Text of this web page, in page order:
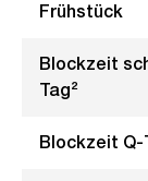
Frühstück
Blockzeit
Tag²
Blockzeit Q-